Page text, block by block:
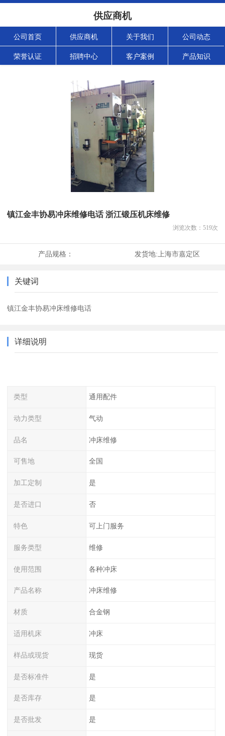
供应商机
公司首页 供应商机 关于我们 公司动态
荣誉认证 招聘中心 客户案例 产品知识
镇江金丰协易冲床维修电话 浙江锻压机床维修
浏览次数： 519次
产品规格： 发货地: 上海市嘉定区
关键词
镇江金丰协易冲床维修电话
详细说明
类型 通用配件
动力类型 气动
品名 冲床维修
可售地 全国
加工定制 是
是否进口 否
特色 可上门服务
服务类型 维修
使用范围 各种冲床
产品名称 冲床维修
材质 合金钢
适用机床 冲床
样品或现货 现货
是否标准件 是
是否库存 是
是否批发 是